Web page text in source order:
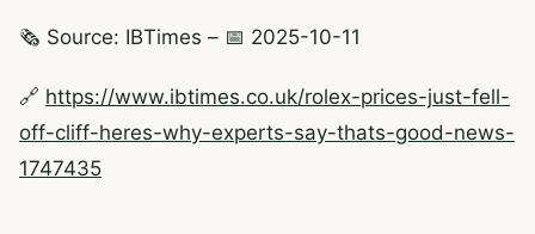
🗞️ Source: IBTimes – 📅 2025-10-11
🔗 https://www.ibtimes.co.uk/rolex-prices-just-fell-
off-cliff-heres-why-experts-say-thats-good-news-
1747435